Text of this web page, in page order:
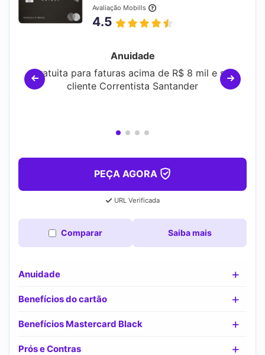
Avaliação Mobills
4.5
Anuidade
Gratuita para faturas acima de R$ 8 mil e ser
cliente Correntista Santander
PEÇA AGORA
URL Verificada
Comparar Saiba mais
Anuidade
Benefícios do cartão
Benefícios Mastercard Black
Prós e Contras